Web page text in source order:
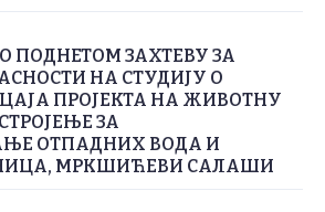
ПОДНЕТОМ ЗАХТЕВУ ЗА
НА СТУДИЈУ О
ПРОЈЕКТА НА ЖИВОТНУ
ЗА
ОТПАДНИХ ВОДА И
МРКШИЋЕВИ САЛАШИ